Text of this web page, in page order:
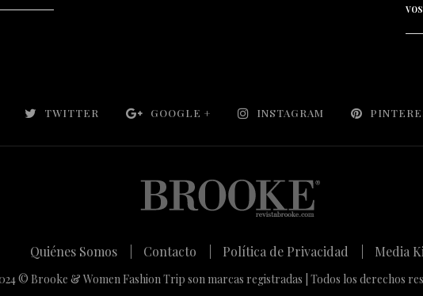
2024 © Brooke & Women Fashion Trip son marcas registradas | Todos los derechos